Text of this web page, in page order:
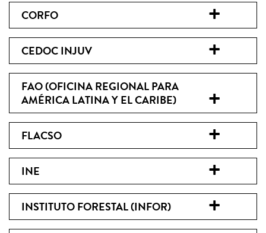
CORFO
CEDOC INJUV
FAO (OFICINA REGIONAL PARA
AMÉRICA LATINA Y EL CARIBE)
FLACSO
INE
INSTITUTO FORESTAL (INFOR)